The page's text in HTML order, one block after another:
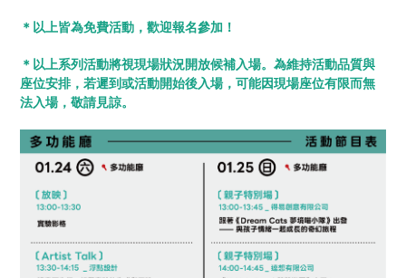
＊以上皆為免費活動，歡迎報名參加！
＊以上系列活動將視現場狀況開放候補入場。為維持活動品質與
座位安排，若遲到或活動開始後入場，可能因現場座位有限而無
法入場，敬請見諒。